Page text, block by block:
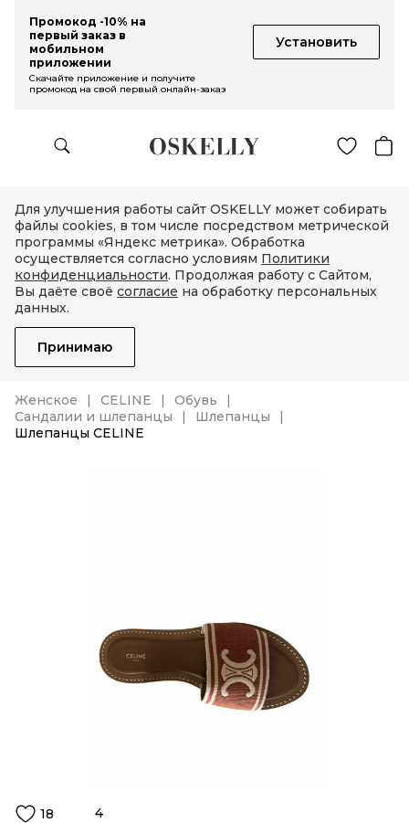
Промокод -10% на
первый заказ в
мобильном
приложении
Установить
Скачайте приложение и получите
промокод на свой первый онлайн-заказ
Для улучшения работы сайт OSKELLY может собирать
файлы cookies, в том числе посредством метрической
программы «Яндекс метрика». Обработка
осуществляется согласно условиям Политики
конфиденциальности. Продолжая работу с Сайтом,
Вы даёте своё согласие на обработку персональных
данных.
Принимаю
Женское CELINE
Обувь
Сандалии и шлепанцы
Шлепанцы
Шлепанцы CELINE
18 4